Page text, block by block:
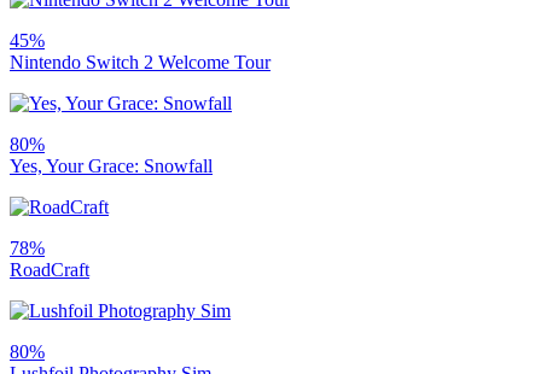
45%
Nintendo Switch 2 Welcome Tour
80%
Yes, Your Grace: Snowfall
78%
RoadCraft
80%